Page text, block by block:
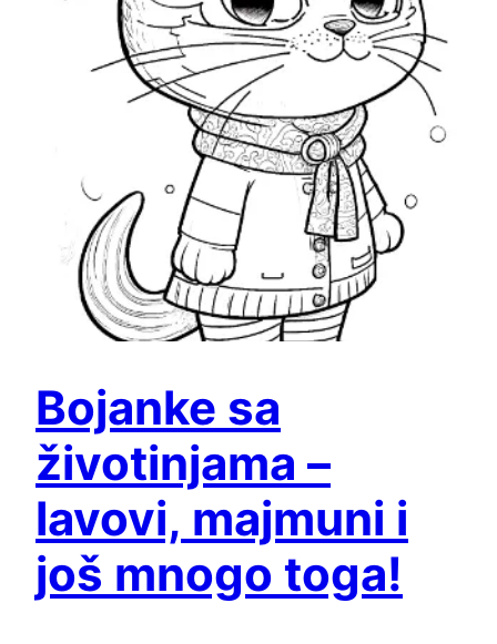
Bojanke sa
životinjama –
lavovi, majmuni i
još mnogo toga!